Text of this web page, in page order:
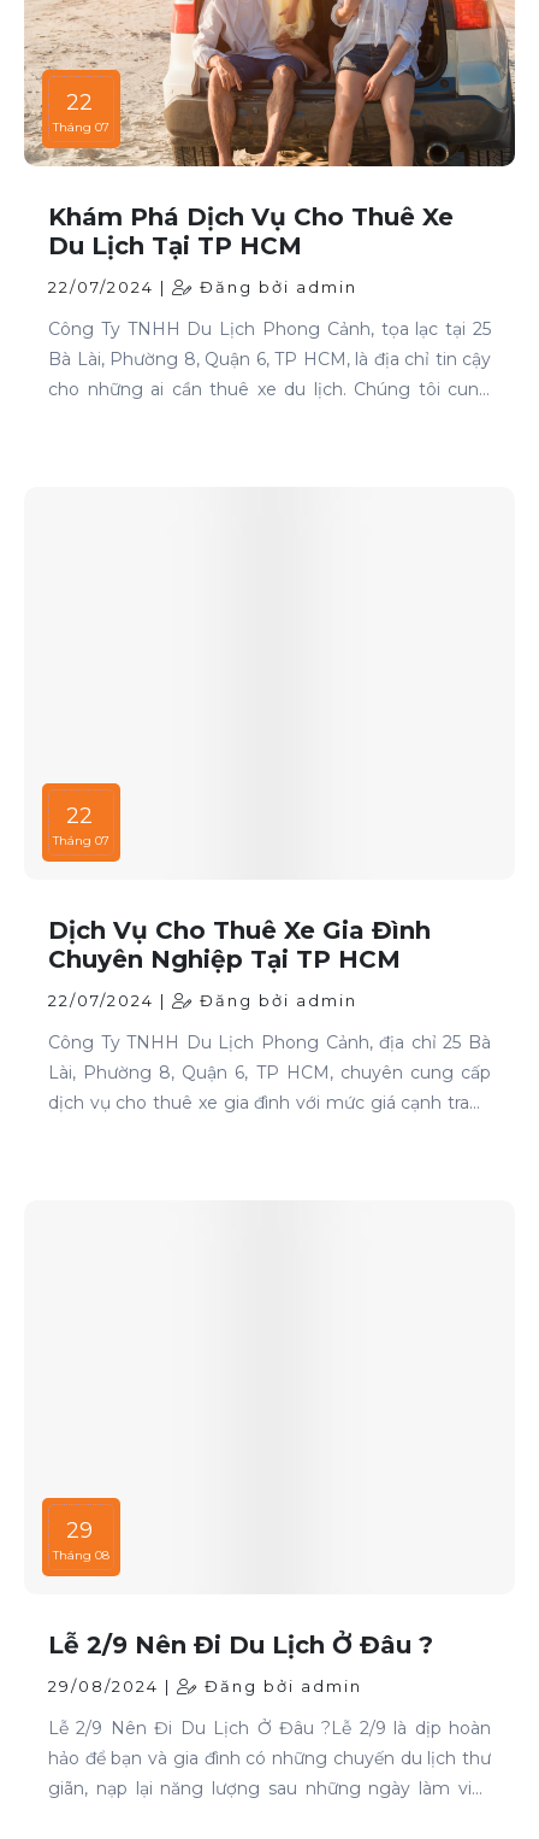
22
Tháng 07
Khám Phá Dịch Vụ Cho Thuê Xe
Du Lịch Tại TP HCM
22/07/2024 | Đăng bởi admin
Công Ty TNHH Du Lịch Phong Cảnh, tọa lạc tại 25
Bà Lài, Phường 8, Quận 6, TP HCM, là địa chỉ tin cậy
cho những ai cần thuê xe du lịch. Chúng tôi cung
22
Tháng 07
Dịch Vụ Cho Thuê Xe Gia Đình
Chuyên Nghiệp Tại TP HCM
22/07/2024 | Đăng bởi admin
Công Ty TNHH Du Lịch Phong Cảnh, địa chỉ 25 Bà
Lài, Phường 8, Quận 6, TP HCM, chuyên cung cấp
dịch vụ cho thuê xe gia đình với mức giá cạnh tranh
29
Tháng 08
Lễ 2/9 Nên Đi Du Lịch Ở Đâu ?
29/08/2024 | Đăng bởi admin
Lễ 2/9 Nên Đi Du Lịch Ở Đâu ?Lễ 2/9 là dịp hoàn
hảo để bạn và gia đình có những chuyến du lịch thư
giãn, nạp lại năng lượng sau những ngày làm việc